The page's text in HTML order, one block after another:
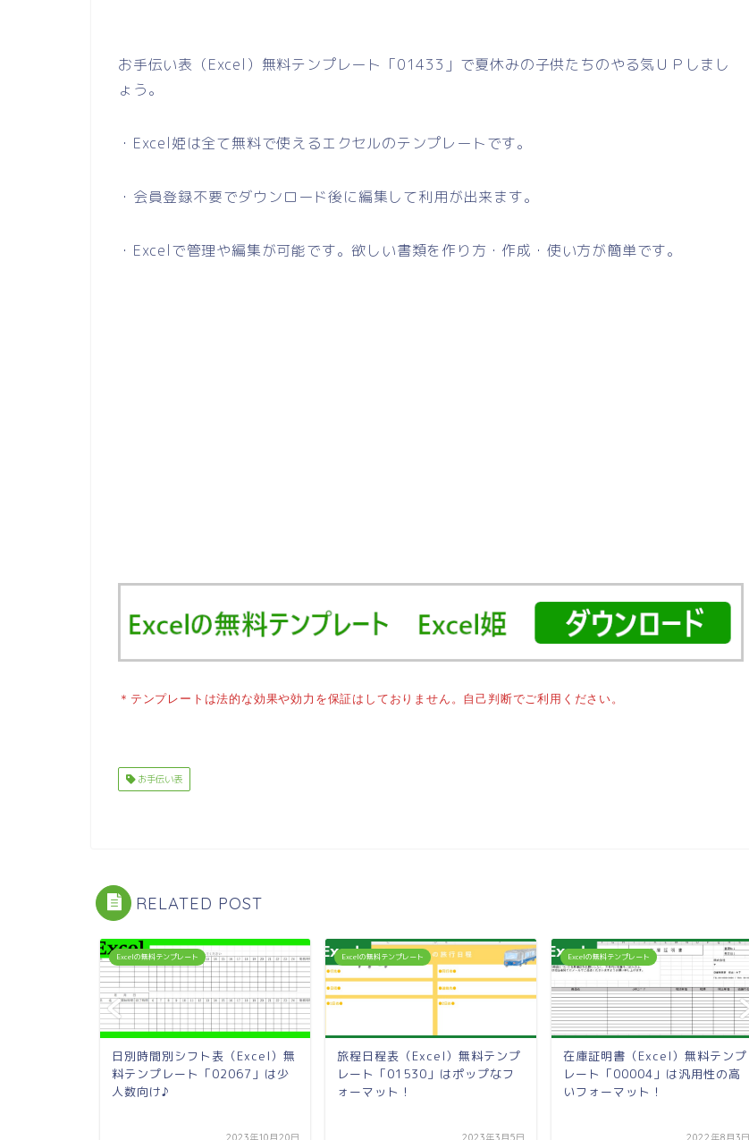
お手伝い表（Excel）無料テンプレート「01433」で夏休みの子供たちのやる気ＵＰしまし
ょう。
・Excel姫は全て無料で使えるエクセルのテンプレートです。
・会員登録不要でダウンロード後に編集して利用が出来ます。
・Excelで管理や編集が可能です。欲しい書類を作り方・作成・使い方が簡単です。
＊テンプレートは法的な効果や効力を保証はしておりません。自己判断でご利用ください。
お手伝い表
RELATED POST
Excelの無料テンプレート
日別時間別シフト表（Excel）無
料テンプレート「02067」は少
人数向け♪
Excelの無料テンプレート
旅程日程表（Excel）無料テンプ
レート「01530」はポップなフ
ォーマット！
Excelの無料テンプレート
在庫証明書（Excel）無料テンプ
レート「00004」は汎用性の高
いフォーマット！